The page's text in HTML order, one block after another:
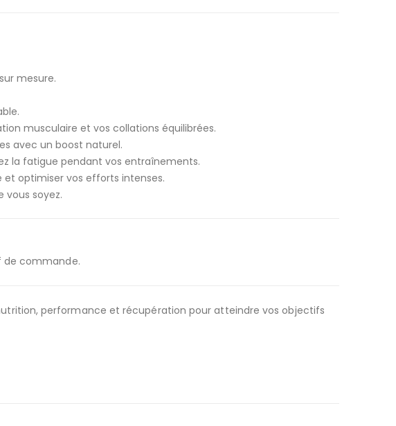
mesure.
musculaire et vos collations équilibrées.
avec un boost naturel.
la fatigue pendant vos entraînements.
optimiser vos efforts intenses.
vous soyez.
de commande.
nutrition, performance et récupération pour atteindre vos objectifs